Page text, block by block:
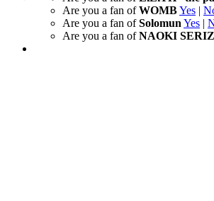
Are you a fan ofWOMBYes |
Are you a fan ofSolomun Yes |
Are you a fan ofNAOKI